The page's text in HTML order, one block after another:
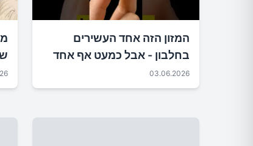
המזון הזה אחד העשירים
בחלבון - אבל כמעט אף אחד
לא אוכל אותו
03.06.2026